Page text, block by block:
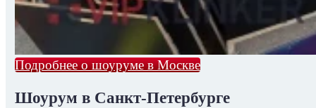
Подробнее о шоуруме в Москве
Шоурум в Санкт-Петербурге